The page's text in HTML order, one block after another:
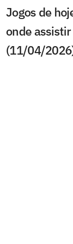
Jogos de
onde
(11/04/